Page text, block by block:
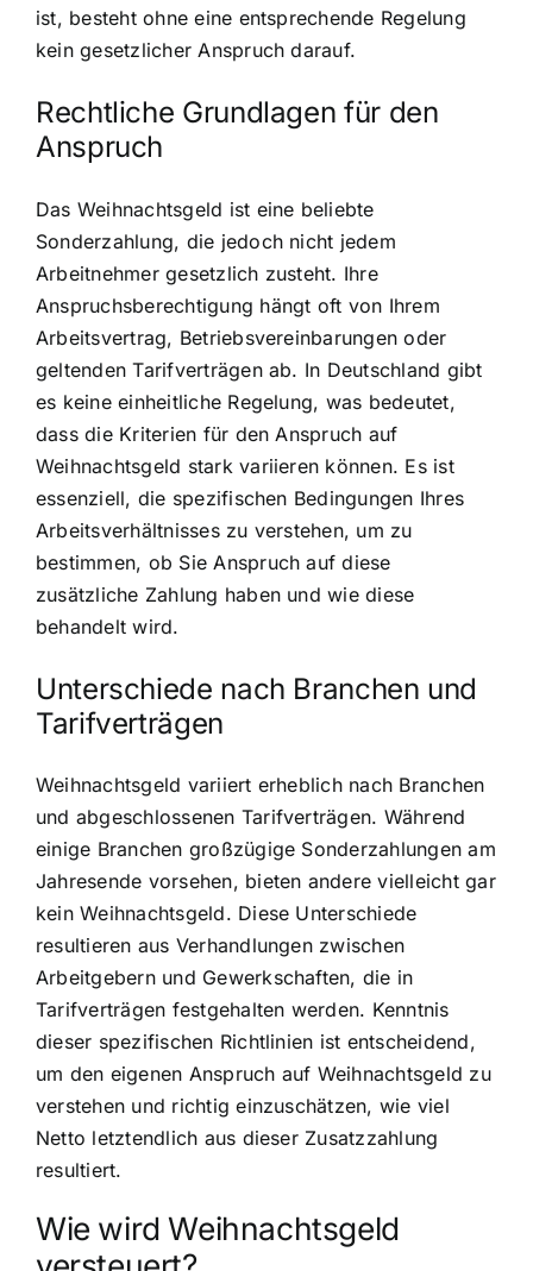
ist, besteht ohne eine entsprechende Regelung
kein gesetzlicher Anspruch darauf.
Rechtliche Grundlagen für den
Anspruch
Das Weihnachtsgeld ist eine beliebte
Sonderzahlung, die jedoch nicht jedem
Arbeitnehmer gesetzlich zusteht. Ihre
Anspruchsberechtigung hängt oft von Ihrem
Arbeitsvertrag, Betriebsvereinbarungen oder
geltenden Tarifverträgen ab. In Deutschland gibt
es keine einheitliche Regelung, was bedeutet,
dass die Kriterien für den Anspruch auf
Weihnachtsgeld stark variieren können. Es ist
essenziell, die spezifischen Bedingungen Ihres
Arbeitsverhältnisses zu verstehen, um zu
bestimmen, ob Sie Anspruch auf diese
zusätzliche Zahlung haben und wie diese
behandelt wird.
Unterschiede nach Branchen und
Tarifverträgen
Weihnachtsgeld variiert erheblich nach Branchen
und abgeschlossenen Tarifverträgen. Während
einige Branchen großzügige Sonderzahlungen am
Jahresende vorsehen, bieten andere vielleicht gar
kein Weihnachtsgeld. Diese Unterschiede
resultieren aus Verhandlungen zwischen
Arbeitgebern und Gewerkschaften, die in
Tarifverträgen festgehalten werden. Kenntnis
dieser spezifischen Richtlinien ist entscheidend,
um den eigenen Anspruch auf Weihnachtsgeld zu
verstehen und richtig einzuschätzen, wie viel
Netto letztendlich aus dieser Zusatzzahlung
resultiert.
Wie wird Weihnachtsgeld